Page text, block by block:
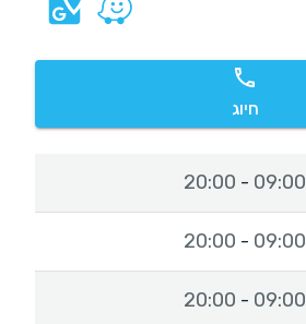
חיוג
09:00
-
20:00
09:00
-
20:00
09:00
-
20:00